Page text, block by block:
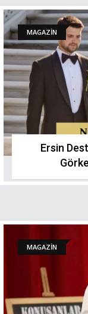
MAGAZİN
Ersin
MAGAZİN